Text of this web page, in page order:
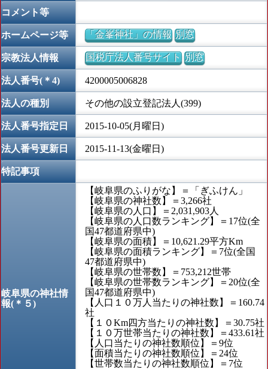
コメント等
ホームページ等 「金峯神社」の情報 別窓
宗教法人情報 国税庁法人番号サイト 別窓
法人番号(＊4) 4200005006828
法人の種別 その他の設立登記法人(399)
法人番号指定日 2015-10-05(月曜日)
法人番号更新日 2015-11-13(金曜日)
特記事項
岐阜県の神社情
報(＊５)
【岐阜県のふりがな】＝「ぎふけん」
【岐阜県の神社数】＝3,266社
【岐阜県の人口】＝2,031,903人
【岐阜県の人口数ランキング】＝17位(全
国47都道府県中)
【岐阜県の面積】＝10,621.29平方Km
【岐阜県の面積ランキング】＝7位(全国
47都道府県中)
【岐阜県の世帯数】＝753,212世帯
【岐阜県の世帯数ランキング】＝20位(全
国47都道府県中)
【人口１０万人当たりの神社数】＝160.74
社
【１０Km四方当たりの神社数】＝30.75社
【１０万世帯当たりの神社数】＝433.61社
【人口当たりの神社数順位】＝9位
【面積当たりの神社数順位】＝24位
【世帯数当たりの神社数順位】＝7位